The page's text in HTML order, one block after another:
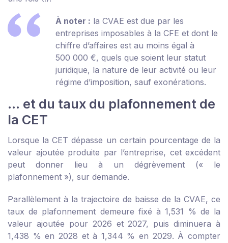
À noter : la CVAE est due par les
entreprises imposables à la CFE et dont le
chiffre d’affaires est au moins égal à
500 000 €, quels que soient leur statut
juridique, la nature de leur activité ou leur
régime d’imposition, sauf exonérations.
... et du taux du plafonnement de
la CET
Lorsque la CET dépasse un certain pourcentage de la
valeur ajoutée produite par l’entreprise, cet excédent
peut donner lieu à un dégrèvement (« le
plafonnement »), sur demande.
Parallèlement à la trajectoire de baisse de la CVAE, ce
taux de plafonnement demeure fixé à 1,531 % de la
valeur ajoutée pour 2026 et 2027, puis diminuera à
1,438 % en 2028 et à 1,344 % en 2029. À compter